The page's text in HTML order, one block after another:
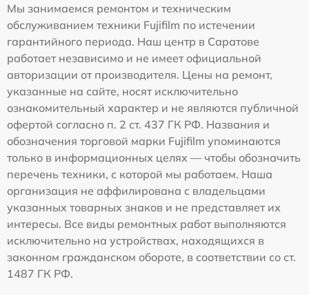
Мы занимаемся ремонтом и техническим
обслуживанием техники Fujifilm по истечении
гарантийного периода. Наш центр в Саратове
работает независимо и не имеет официальной
авторизации от производителя. Цены на ремонт,
указанные на сайте, носят исключительно
ознакомительный характер и не являются публичной
офертой согласно п. 2 ст. 437 ГК РФ. Названия и
обозначения торговой марки Fujifilm упоминаются
только в информационных целях — чтобы обозначить
перечень техники, с которой мы работаем. Наша
организация не аффилирована с владельцами
указанных товарных знаков и не представляет их
интересы. Все виды ремонтных работ выполняются
исключительно на устройствах, находящихся в
законном гражданском обороте, в соответствии со ст.
1487 ГК РФ.